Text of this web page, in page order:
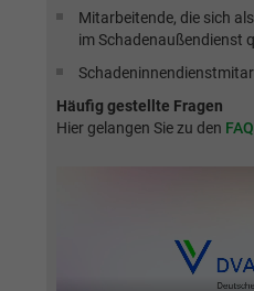
Mitarbeitende, die sich
im Schadenaußendienst
Häufig gestellte Fragen
Hier gelangen Sie zu den
Speicherung
Anmeldung
Anbieter Google
Zweck
Registriert
wird, um